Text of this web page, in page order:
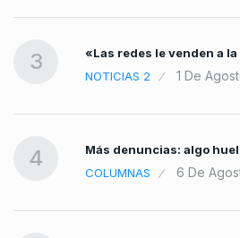
3
«Las redes le venden a
NOTICIAS 2
1 De
4
Más denuncias: algo
COLUMNAS
6 De